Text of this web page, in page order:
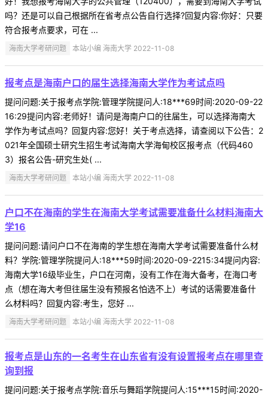
吗？还是可以自己根据所在省考点公告自行选择?回复内容:你好：只要
符合报考点要求，可在 ...
海南大学考研问题 本站小编 海南大学 2022-11-08
报考点是海南户口的届生选择海南大学作为考试点吗
提问问题:关于报考点学院:管理学院提问人:18***69时间:2020-09-22
16:29提问内容:老师好！请问是海南户口的往届生，可以选择海南大
学作为考试点吗？回复内容:您好！关于考点选择，请查阅以下公告：2
021年全国硕士研究生招生考试海南大学海甸校区报考点（代码460
3）报名公告-研究生处( ...
海南大学考研问题 本站小编 海南大学 2022-11-08
户口不在海南的学生在海南大学考试需要准备什么材料海南大
学16
提问问题:请问户口不在海南的学生想在海南大学考试需要准备什么材
料？学院:管理学院提问人:18***59时间:2020-09-2215:34提问内容:
海南大学16级毕业生，户口在河南，没有工作在海大备考，在海口考
点（想在海大考但往届生没有预报名怕选不上）考试的话需要准备什
么材料吗？回复内容:考生，您好 ...
海南大学考研问题 本站小编 海南大学 2022-11-08
报考点是山东的一名考生在山东省有没有设置报考点在哪里查
询到报
提问问题:关于报考点学院:音乐与舞蹈学院提问人:15***15时间:2020-